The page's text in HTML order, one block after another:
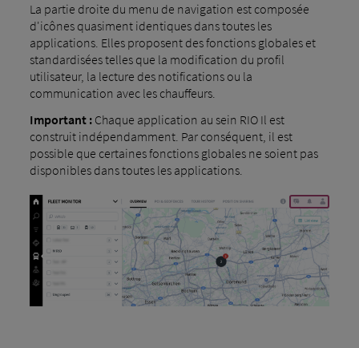
La partie droite du menu de navigation est composée
d'icônes quasiment identiques dans toutes les
applications. Elles proposent des fonctions globales et
standardisées telles que la modification du profil
utilisateur, la lecture des notifications ou la
communication avec les chauffeurs.
Important :Chaque application au sein RIO Il est
construit indépendamment. Par conséquent, il est
possible que certaines fonctions globales ne soient pas
disponibles dans toutes les applications.